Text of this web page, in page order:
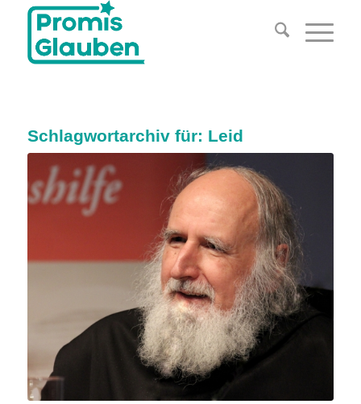
Schlagwortarchiv für: Leid